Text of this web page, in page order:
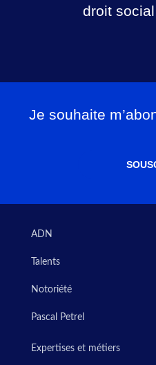
Je souhaite
droit
ADN
Talents
Notoriété
Pascal Petrel
Expertises et métiers